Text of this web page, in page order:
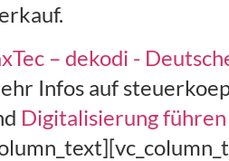
– dekodi -
Infos auf
Digitalisierung